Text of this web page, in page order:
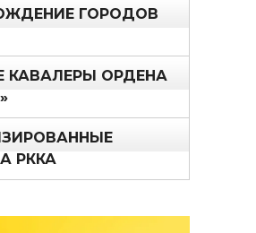
ГОРОДОВ
КАВАЛЕРЫ ОРДЕНА
РККА